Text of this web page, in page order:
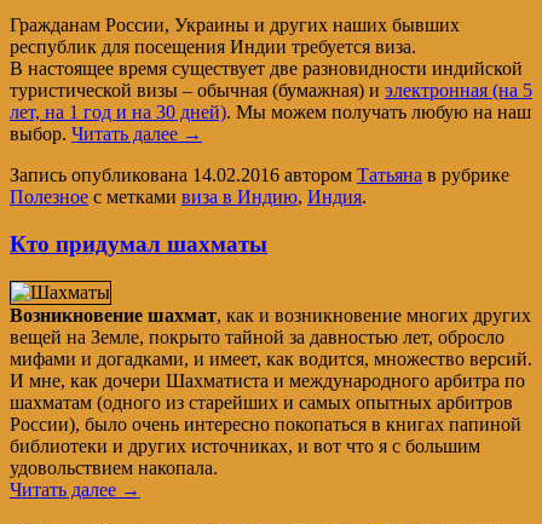
Гражданам России, Украины и других наших бывших
республик для посещения Индии требуется виза.
В настоящее время существует две разновидности индийской
туристической визы – обычная (бумажная) и электронная (на 5
лет, на 1 год и на 30 дней). Мы можем получать любую на наш
выбор. Читать далее →
Запись опубликована 14.02.2016 автором Татьяна в рубрике
Полезное с метками виза в Индию, Индия.
Кто придумал шахматы
Возникновение шахмат, как и возникновение многих других
вещей на Земле, покрыто тайной за давностью лет, обросло
мифами и догадками, и имеет, как водится, множество версий.
И мне, как дочери Шахматиста и международного арбитра по
шахматам (одного из старейших и самых опытных арбитров
России), было очень интересно покопаться в книгах папиной
библиотеки и других источниках, и вот что я с большим
удовольствием накопала.
Читать далее →